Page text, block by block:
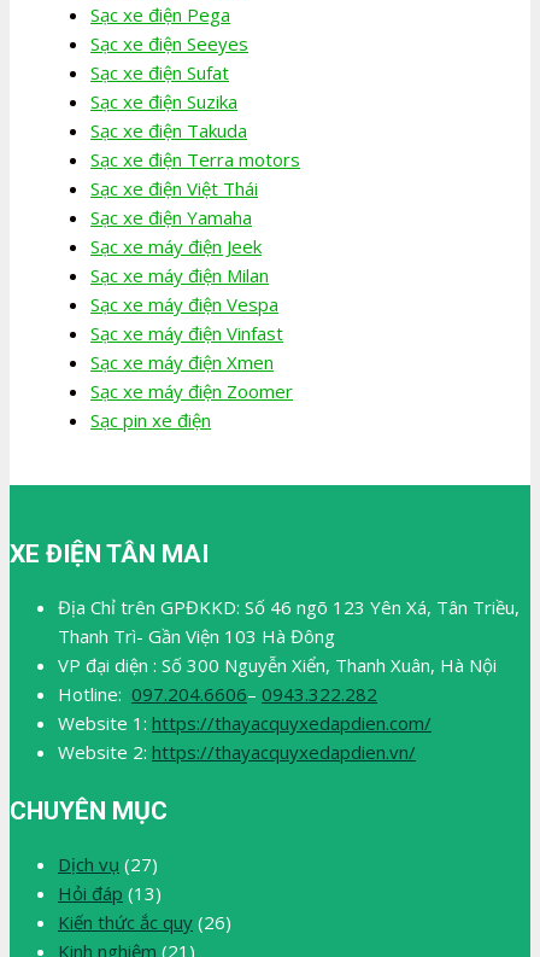
Sạc xe điện Pega
Sạc xe điện Seeyes
Sạc xe điện Sufat
Sạc xe điện Suzika
Sạc xe điện Takuda
Sạc xe điện Terra motors
Sạc xe điện Việt Thái
Sạc xe điện Yamaha
Sạc xe máy điện Jeek
Sạc xe máy điện Milan
Sạc xe máy điện Vespa
Sạc xe máy điện Vinfast
Sạc xe máy điện Xmen
Sạc xe máy điện Zoomer
Sạc pin xe điện
XE ĐIỆN TÂN MAI
Địa Chỉ trên GPĐKKD: Số 46 ngõ 123 Yên Xá, Tân Triều,
Thanh Trì- Gần Viện 103 Hà Đông
VP đại diện : Số 300 Nguyễn Xiển, Thanh Xuân, Hà Nội
Hotline: 097.204.6606– 0943.322.282
Website 1: https://thayacquyxedapdien.com/
Website 2: https://thayacquyxedapdien.vn/
CHUYÊN MỤC
Dịch vụ (27)
Hỏi đáp (13)
Kiến thức ắc quy (26)
Kinh nghiệm (21)